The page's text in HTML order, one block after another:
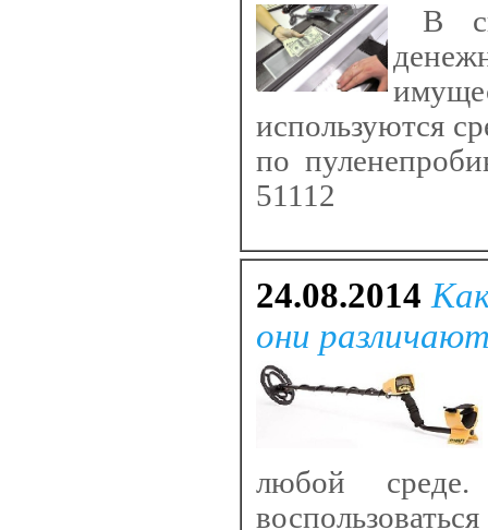
В
используются
по
51112
24.08.2014
они
любой среде.